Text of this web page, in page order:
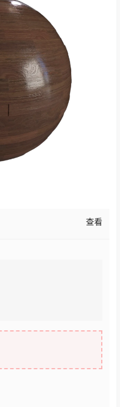
查看